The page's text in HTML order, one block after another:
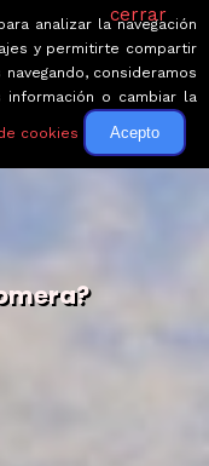
cerrar
analizar la navegación
y permitirte compartir
consideramos
información o cambiar la
cookies Acepto